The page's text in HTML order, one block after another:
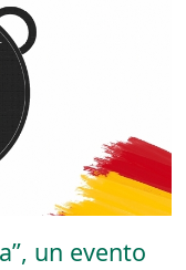
un evento